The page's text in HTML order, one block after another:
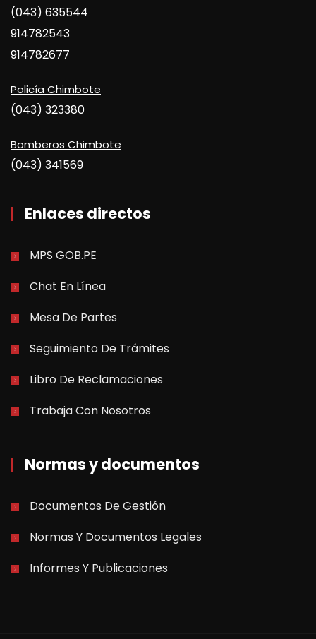
(043) 635544
914782543
914782677
Policía Chimbote
(043) 323380
Bomberos Chimbote
(043) 341569
Enlaces directos
MPS GOB.PE
Chat En Línea
Mesa De Partes
Seguimiento De Trámites
Libro De Reclamaciones
Trabaja Con Nosotros
Normas y documentos
Documentos De Gestión
Normas Y Documentos Legales
Informes Y Publicaciones